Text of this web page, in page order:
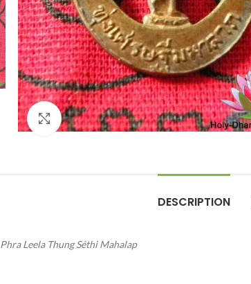
Agrandir
DESCRIPTION
Phra Leela Thung Séthi Mahalap